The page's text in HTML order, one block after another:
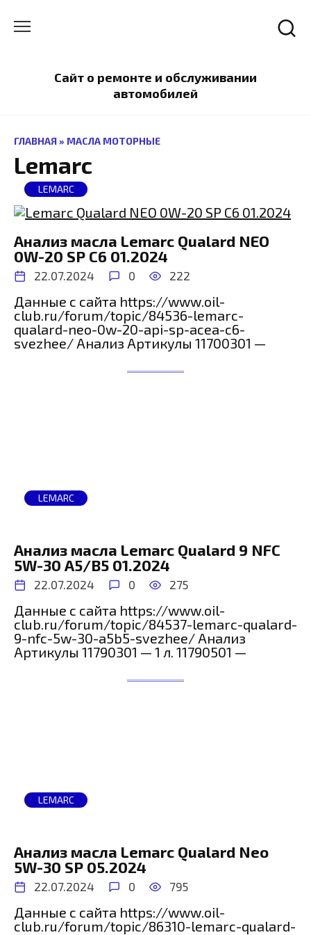
содержанию
Сайт о ремонте и обслуживании
автомобилей
ГЛАВНАЯ » МАСЛА МОТОРНЫЕ
Lemarc
LEMARC
Анализ масла Lemarc Qualard NEO
0W-20 SP C6 01.2024
22.07.2024 0 222
Данные с сайта https://www.oil-
club.ru/forum/topic/84536-lemarc-
qualard-neo-0w-20-api-sp-acea-c6-
svezhee/ Анализ Артикулы 11700301 —
LEMARC
Анализ масла Lemarc Qualard 9 NFC
5W-30 А5/B5 01.2024
22.07.2024 0 275
Данные с сайта https://www.oil-
club.ru/forum/topic/84537-lemarc-qualard-
9-nfc-5w-30-a5b5-svezhee/ Анализ
Артикулы 11790301 — 1 л. 11790501 —
LEMARC
Анализ масла Lemarc Qualard Neo
5W-30 SP 05.2024
22.07.2024 0 795
Данные с сайта https://www.oil-
club.ru/forum/topic/86310-lemarc-qualard-